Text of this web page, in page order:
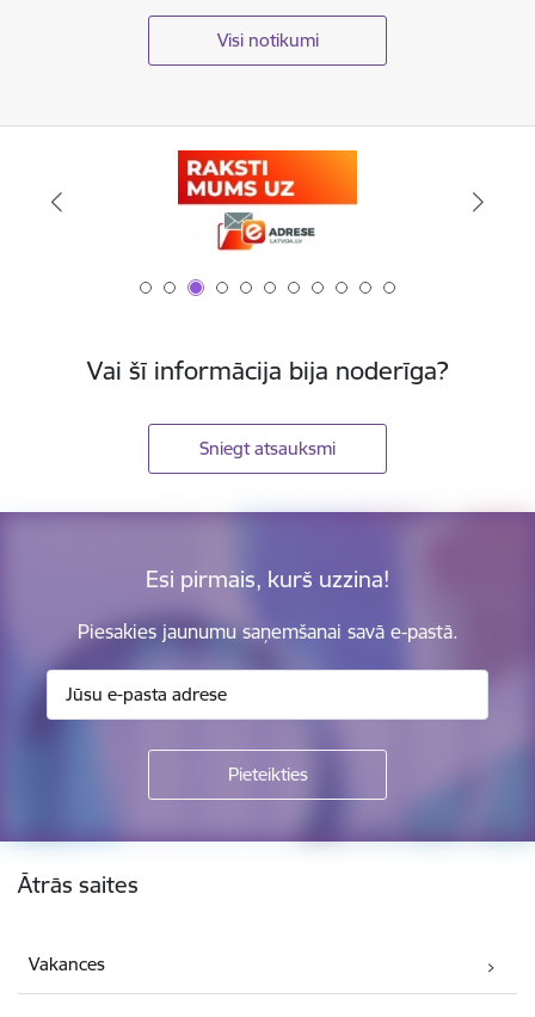
Visi notikumi
Vai šī informācija bija noderīga?
Sniegt atsauksmi
Esi pirmais, kurš uzzina!
Piesakies jaunumu saņemšanai savā e-pastā.
Kājene
Ātrās saites
Vakances